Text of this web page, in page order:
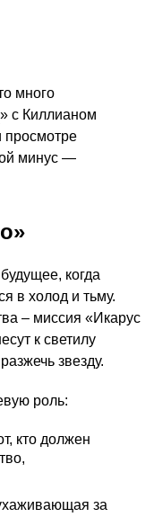
много
» с Киллианом
минус —
когда
в холод и тьму.
– миссия «Икарус
к светилу
звезду.
роль:
кто должен
за